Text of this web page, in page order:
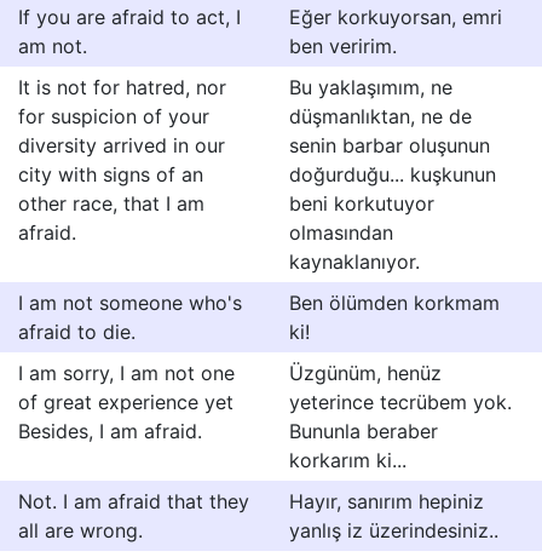
If you are afraid to act, I
am not.
Eğer korkuyorsan, emri
ben veririm.
It is not for hatred, nor
for suspicion of your
diversity arrived in our
city with signs of an
other race, that I am
afraid.
Bu yaklaşımım, ne
düşmanlıktan, ne de
senin barbar oluşunun
doğurduğu... kuşkunun
beni korkutuyor
olmasından
kaynaklanıyor.
I am not someone who's
afraid to die.
Ben ölümden korkmam
ki!
I am sorry, I am not one
of great experience yet
Besides, I am afraid.
Üzgünüm, henüz
yeterince tecrübem yok.
Bununla beraber
korkarım ki...
Not. I am afraid that they
all are wrong.
Hayır, sanırım hepiniz
yanlış iz üzerindesiniz..